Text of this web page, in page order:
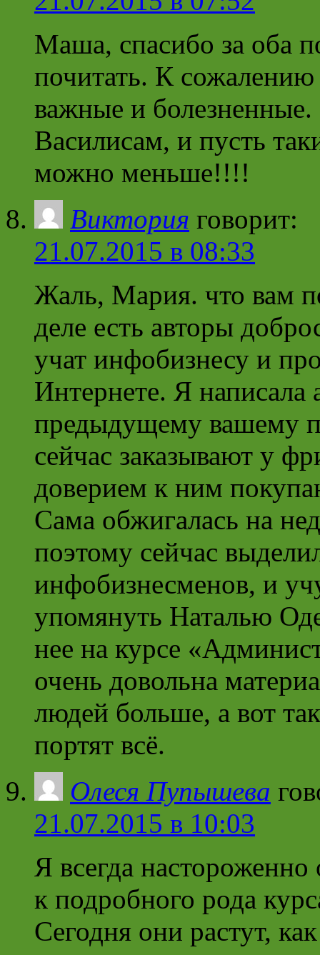
Маша, спасибо за оба
почитать. К
важные и болезненные.
Василисам, и пусть
можно меньше!!!!
Виктория говорит:
21.07.2015 в 08:33
Жаль, Мария. что вам
деле есть авторы
учат инфобизнесу и
Интернете. Я написала
предыдущему вашему
сейчас заказывают у
доверием к ним
Сама обжигалась на
поэтому сейчас
инфобизнесменов, и
упомянуть Наталью
нее на курсе
очень довольна
людей больше, а вот
портят всё.
Олеся Пупышева
21.07.2015 в 10:03
Я всегда
к подробного рода
Сегодня они растут,